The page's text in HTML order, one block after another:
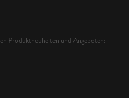
Produktneuheiten und Angeboten: